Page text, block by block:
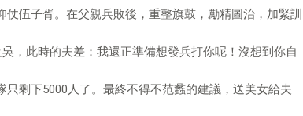
伍子胥。在父親兵敗後，重整旗鼓，勵精圖治，加緊訓
，此時的夫差：我還正準備想發兵打你呢！沒想到你自
剩下5000人了。最終不得不范蠡的建議，送美女給夫